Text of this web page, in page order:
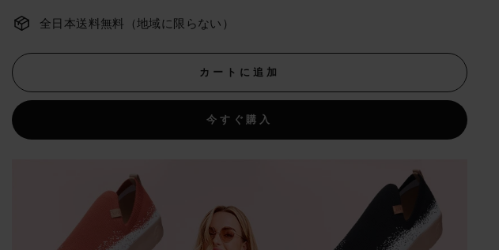
全日本送料無料（地域に限らない）
カートに追加
今すぐ購入